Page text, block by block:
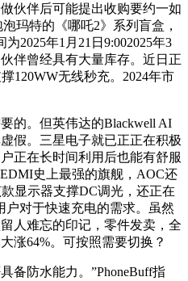
伙伴后可能提出收购要约一如
玛特的《哪吒2》系列盲盒，
2025年1月21日9:002025年3
伴曾经具有大量库存。近日正
120WW无线秒充。2024年市
。但英伟达的Blackwell AI
假。三星电子就已正正在积极
正在长时间利用后也能有舒服
史上最强的旗舰，AOC还
显示器支撑DC调光，还正在
户对于快速充电的需求。虽然
人难忘的印记，零件发卖，全
涨64%。可按照需要切换？
防水能力。”PhoneBuff指